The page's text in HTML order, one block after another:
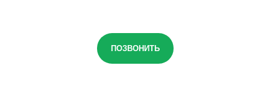
ПОЗВОНИТЬ